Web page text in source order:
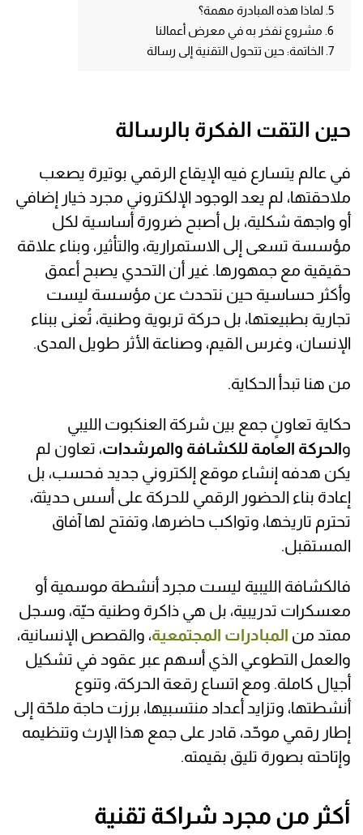
لماذا هذه المبادرة مهمة؟
مشروع نفخر به في معرض أعمالنا
الخاتمة: حين تتحول التقنية إلى رسالة
حين التقت الفكرة بالرسالة
في عالم يتسارع فيه الإيقاع الرقمي بوتيرة يصعب
ملاحقتها، لم يعد الوجود الإلكتروني مجرد خيار إضافي
أو واجهة شكلية، بل أصبح ضرورة أساسية لكل
مؤسسة تسعى إلى الاستمرارية، والتأثير، وبناء علاقة
حقيقية مع جمهورها. غير أن التحدي يصبح أعمق
وأكثر حساسية حين نتحدث عن مؤسسة ليست
تجارية بطبيعتها، بل حركة تربوية وطنية، تُعنى ببناء
الإنسان، وغرس القيم، وصناعة الأثر طويل المدى.
من هنا تبدأ الحكاية.
حكاية تعاونٍ جمع بين شركة العنكبوت الليبي
والحركة العامة للكشافة والمرشدات، تعاون لم
يكن هدفه إنشاء موقع إلكتروني جديد فحسب، بل
إعادة بناء الحضور الرقمي للحركة على أسس حديثة،
تحترم تاريخها، وتواكب حاضرها، وتفتح لها آفاق
المستقبل.
فالكشافة الليبية ليست مجرد أنشطة موسمية أو
معسكرات تدريبية، بل هي ذاكرة وطنية حيّة، وسجل
ممتد من المبادرات المجتمعية، والقصص الإنسانية،
والعمل التطوعي الذي أسهم عبر عقود في تشكيل
أجيال كاملة. ومع اتساع رقعة الحركة، وتنوع
أنشطتها، وتزايد أعداد منتسبيها، برزت حاجة ملحّة إلى
إطار رقمي موحّد، قادر على جمع هذا الإرث وتنظيمه
وإتاحته بصورة تليق بقيمته.
أكثر من مجرد شراكة تقنية